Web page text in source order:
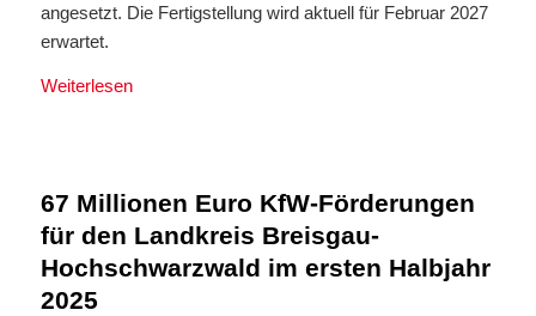
angesetzt. Die Fertigstellung wird aktuell für Februar 2027
erwartet.
Weiterlesen
67 Millionen Euro KfW-Förderungen
für den Landkreis Breisgau-
Hochschwarzwald im ersten Halbjahr
2025